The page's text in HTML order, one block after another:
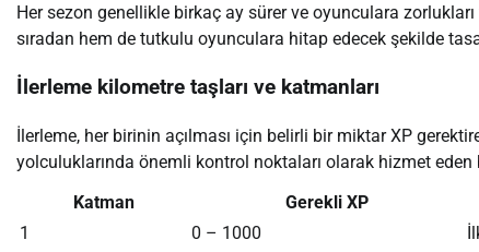
Her sezon genellikle birkaç ay sürer ve oyunculara
sıradan hem de tutkulu oyunculara hitap edecek şekilde
İlerleme kilometre taşları ve katmanları
İlerleme, her birinin açılması için belirli bir miktar XP
yolculuklarında önemli kontrol noktaları olarak hizmet
Katman
Gerekli XP
1
0 – 1000